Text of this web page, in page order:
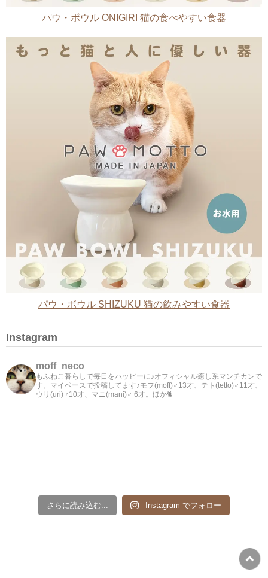
パウ・ボウル ONIGIRI 猫の食べやすい食器
パウ・ボウル SHIZUKU 猫の飲みやすい食器
Instagram
moff_neco
もふねこ暮らしで毎日をハッピーに♪オフィシャル癒し系マンチカンで
す。マイペースで投稿してます♪モフ(moff)♂13才、テト(tetto)♂11才、
ウリ(uri)♂10才、マニ(mani)♂ 6才。ほか🐈
さらに読み込む... Instagram でフォロー